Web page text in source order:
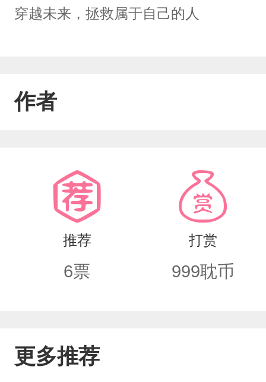
穿越未来，拯救属于自己的人
作者
推荐
6票
打赏
999耽币
更多推荐